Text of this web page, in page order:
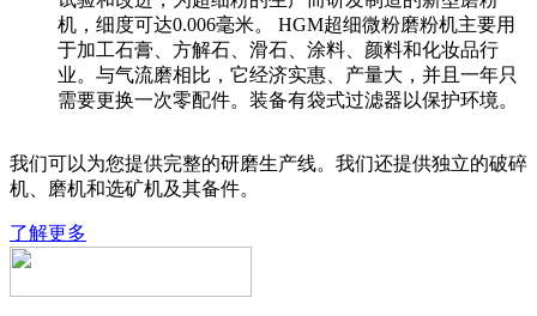
机，细度可达0.006毫米。 HGM超细微粉磨粉机主要用
于加工石膏、方解石、滑石、涂料、颜料和化妆品行
业。与气流磨相比，它经济实惠、产量大，并且一年只
需要更换一次零配件。装备有袋式过滤器以保护环境。
我们可以为您提供完整的研磨生产线。我们还提供独立的破碎
机、磨机和选矿机及其备件。
了解更多